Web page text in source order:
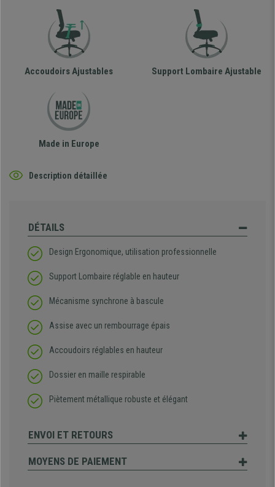
Accoudoirs Ajustables Support Lombaire Ajustable
Made in Europe
Description détaillée
DÉTAILS
Design Ergonomique, utilisation professionnelle
Support Lombaire réglable en hauteur
Mécanisme synchrone à bascule
Assise avec un rembourrage épais
Accoudoirs réglables en hauteur
Dossier en maille respirable
Piètement métallique robuste et élégant
ENVOI ET RETOURS
MOYENS DE PAIEMENT